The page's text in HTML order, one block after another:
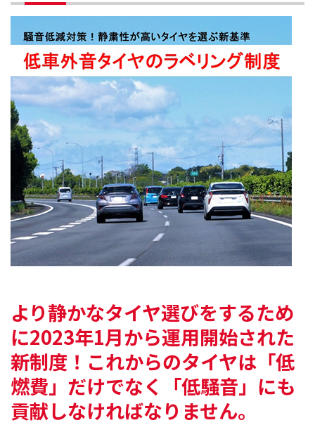
より静かなタイヤ選びをするため
に2023年1月から運用開始された
新制度！ これからのタイヤは「低
燃費」だけでなく 「低騒音」にも
貢献しなければなりません。